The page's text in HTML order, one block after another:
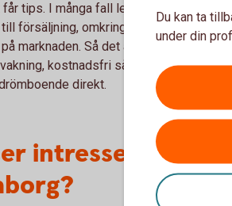
tips. I många fall leder detta till att
försäljning, omkring 20–30% av
marknaden. Så det är ett tips från mig,
kostnadsfri såklart, så får du
direkt.
intresset ut för
Du kan ta
under din